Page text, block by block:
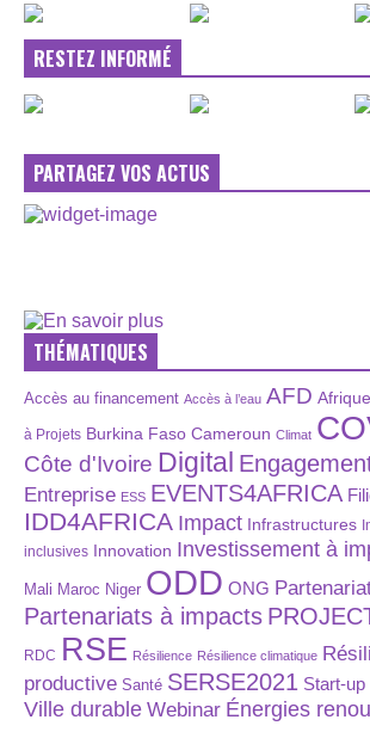
RESTEZ INFORMÉ
PARTAGEZ VOS ACTUS
THÉMATIQUES
Accès au financement Accès à l’eau AFD Afrique
à Projets Burkina Faso Cameroun Climat
Côte d'Ivoire Digital
Entreprise ESS EVENTS4AFRICA
IDD4AFRICA Impact Infrastructures
inclusives Innovation Investissement à
Mali Maroc Niger ODD ONG
Partenariats à impacts
RDC RSE Résilience Résilience climatique
productive Santé SERSE2021 Start-up
Ville durable Webinar Énergies